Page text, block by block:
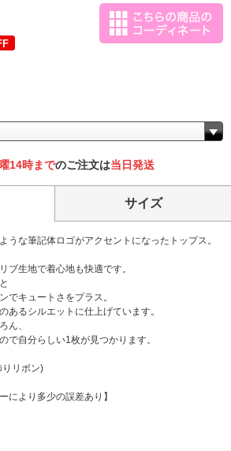
14時までのご注文は当日発送
サイズ
うな筆記体ロゴがアクセントになったトップス。
ブ生地で着心地も快適です。
でキュートさをプラス。
あるシルエットに仕上げています。
ん、
で自分らしい1枚が見つかります。
りリボン)
により多少の誤差あり】